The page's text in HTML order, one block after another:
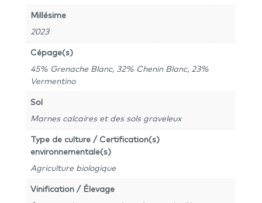
Millésime
2023
Cépage(s)
45% Grenache Blanc, 32% Chenin Blanc, 23%
Vermentino
Sol
Marnes calcaires et des sols graveleux
Type de culture / Certification(s)
environnementale(s)
Agriculture biologique
Vinification / Élevage